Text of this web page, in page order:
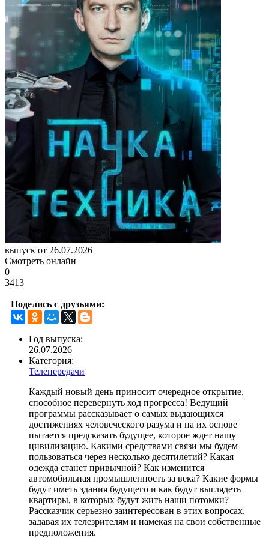
выпуск от 26.07.2026
Смотреть онлайн
0
3413
Поделись с друзьями:
Год выпуска:
26.07.2026
Категория:
Телепередачи
Каждый новый день приносит очередное открытие,
способное перевернуть ход прогресса! Ведущий
программы рассказывает о самых выдающихся
достижениях человеческого разума и на их основе
пытается предсказать будущее, которое ждет нашу
цивилизацию. Какими средствами связи мы будем
пользоваться через несколько десятилетий? Какая
одежда станет привычной? Как изменится
автомобильная промышленность за века? Какие формы
будут иметь здания будущего и как будут выглядеть
квартиры, в которых будут жить наши потомки?
Рассказчик серьезно заинтересован в этих вопросах,
задавая их телезрителям и намекая на свои собственные
предположения.